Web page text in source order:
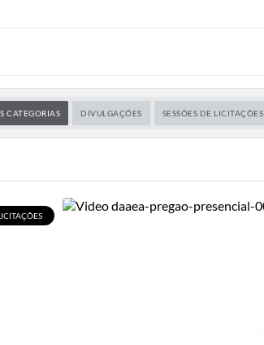
CATEGORIAS DIVULGAÇÕES SESSÕES DE LICITAÇÕES